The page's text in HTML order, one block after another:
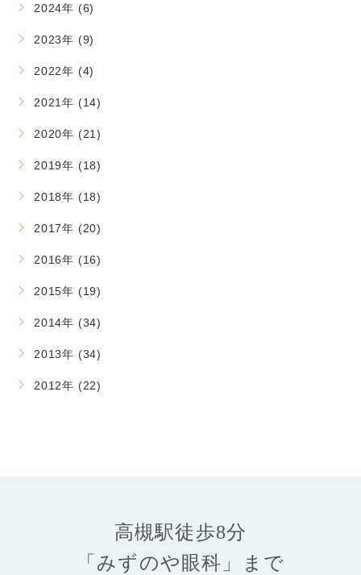
2024年 (6)
2023年 (9)
2022年 (4)
2021年 (14)
2020年 (21)
2019年 (18)
2018年 (18)
2017年 (20)
2016年 (16)
2015年 (19)
2014年 (34)
2013年 (34)
2012年 (22)
高槻駅徒歩8分
「みずのや眼科」まで